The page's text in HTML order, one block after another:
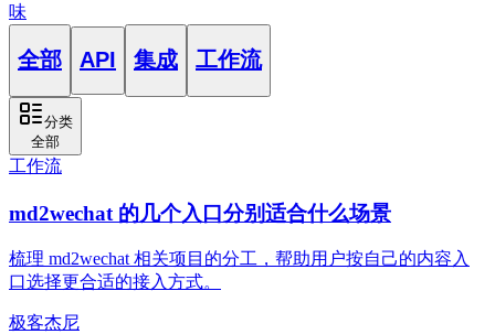
味
全部 API 集成 工作流
分类
全部
工作流
md2wechat 的几个入口分别适合什么场景
梳理 md2wechat 相关项目的分工，帮助用户按自己的内容入
口选择更合适的接入方式。
极客杰尼